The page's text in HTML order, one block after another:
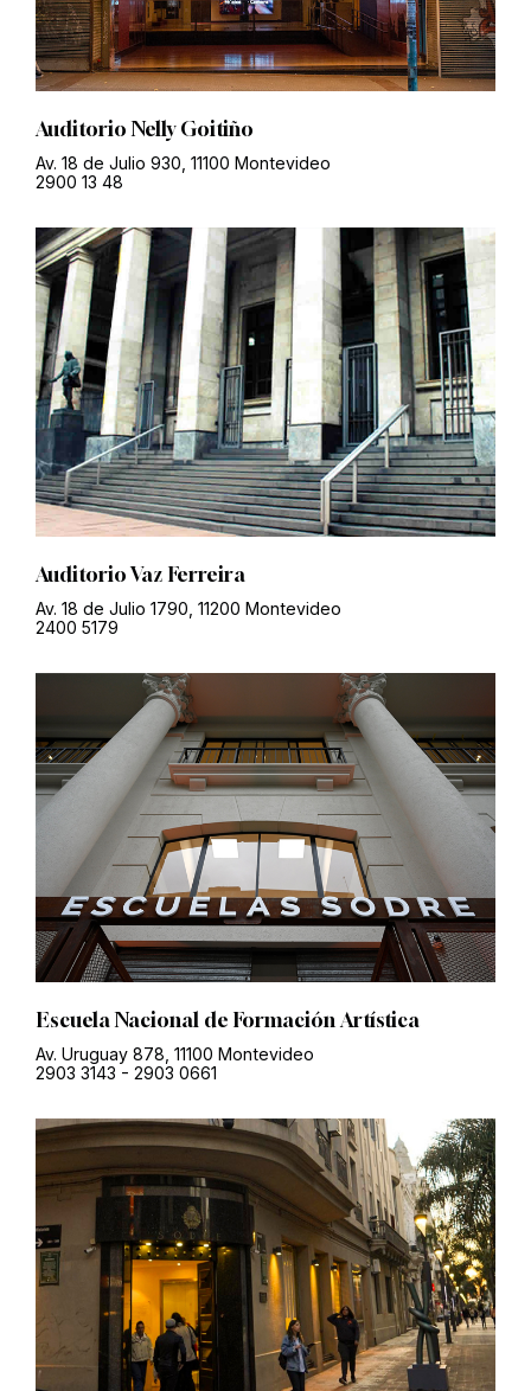
Auditorio Nelly Goitiño
Av. 18 de Julio 930, 11100 Montevideo
2900 13 48
Auditorio Vaz Ferreira
Av. 18 de Julio 1790, 11200 Montevideo
2400 5179
Escuela Nacional de Formación Artística
Av. Uruguay 878, 11100 Montevideo
2903 3143 - 2903 0661